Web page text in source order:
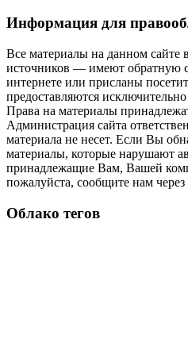
Информация для
Все материалы на данном сайте
источников — имеют обратную
интернете или присланы
предоставляются
Права на материалы
Администрация сайта
материала не несет. Если Вы
материалы, которые нарушают
принадлежащие Вам, Вашей
пожалуйста, сообщите нам
Облако тегов